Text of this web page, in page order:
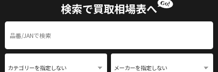
検索で買取相場表へ